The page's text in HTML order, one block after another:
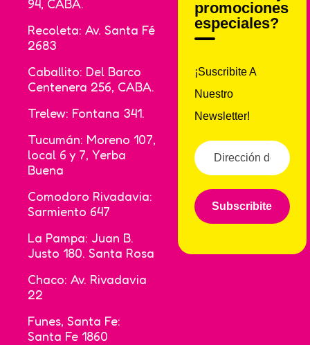
94, CABA.
Recoleta: Av. Santa Fé
2683
Caballito: Del Barco
Centenera 256, CABA.
Trelew: Fontana 341.
Tucumán: Moreno 107,
local 6 y 7, Yerba
Buena
Comodoro Rivadavia:
Sarmiento 647
La Pampa: Juan B.
Justo 180. Santa Rosa
Chaco: Av. Rivadavia
22
Funes, Santa Fe:
Santa Fe 1860
promociones
especiales?
¡Suscribite A
Nuestro
Newsletter!
Subscribite